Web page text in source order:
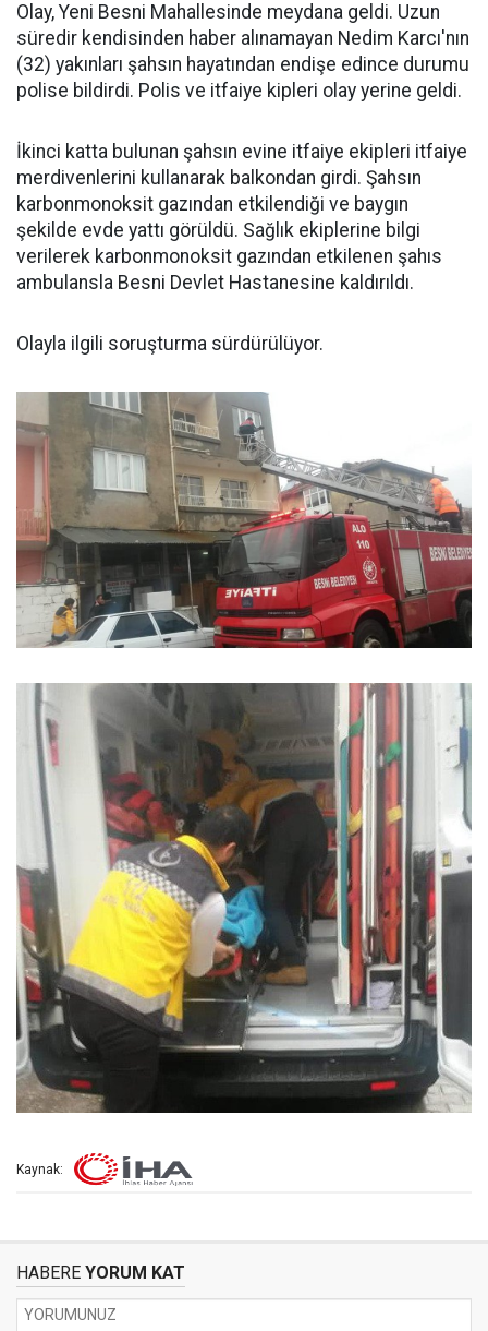
Olay, Yeni Besni Mahallesinde meydana geldi. Uzun
süredir kendisinden haber alınamayan Nedim Karcı'nın
(32) yakınları şahsın hayatından endişe edince durumu
polise bildirdi. Polis ve itfaiye kipleri olay yerine geldi.
İkinci katta bulunan şahsın evine itfaiye ekipleri itfaiye
merdivenlerini kullanarak balkondan girdi. Şahsın
karbonmonoksit gazından etkilendiği ve baygın
şekilde evde yattı görüldü. Sağlık ekiplerine bilgi
verilerek karbonmonoksit gazından etkilenen şahıs
ambulansla Besni Devlet Hastanesine kaldırıldı.
Olayla ilgili soruşturma sürdürülüyor.
Kaynak:
HABERE YORUM KAT